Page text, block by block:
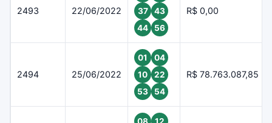
2493 22/06/2022
37
43
44
56
R$ 0,00
2494 25/06/2022
01
04
10
22
53
54
R$ 78.763.087,85